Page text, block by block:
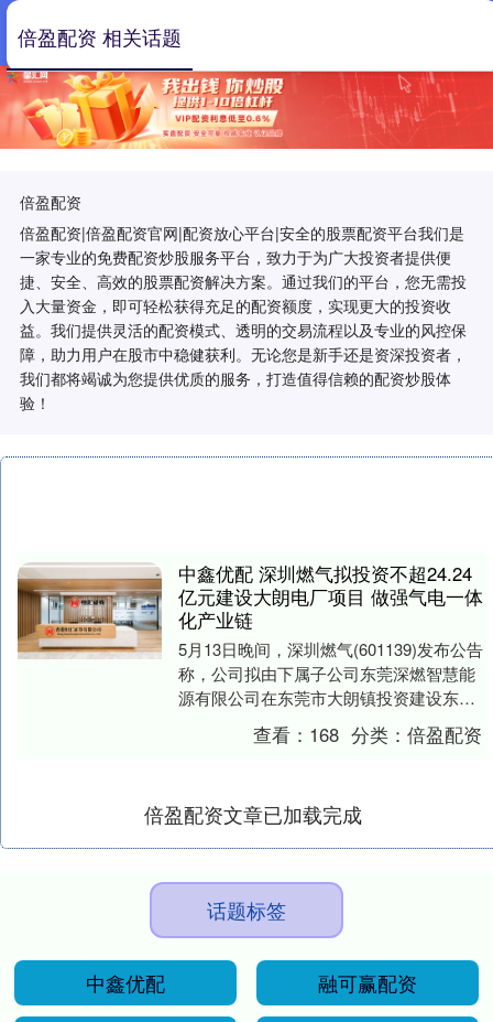
倍盈配资
倍盈配资|倍盈配资官网|配资放心平台|安全的股票配资平台我们是
一家专业的免费配资炒股服务平台，致力于为广大投资者提供便
捷、安全、高效的股票配资解决方案。通过我们的平台，您无需投
入大量资金，即可轻松获得充足的配资额度，实现更大的投资收
益。我们提供灵活的配资模式、透明的交易流程以及专业的风控保
障，助力用户在股市中稳健获利。无论您是新手还是资深投资者，
我们都将竭诚为您提供优质的服务，打造值得信赖的配资炒股体
验！
倍盈配资 相关话题
中鑫优配 深圳燃气拟投资不超24.24
亿元建设大朗电厂项目 做强气电一体
化产业链
5月13日晚间，深圳燃气(601139)发布公告
称，公司拟由下属子公司东莞深燃智慧能
源有限公司在东莞市大朗镇投资建设东莞
深燃综合能源项目（简称“大朗电厂”），
查看： 168 分类：倍盈配资
倍盈配资文章已加载完成
话题标签
中鑫优配
融可赢配资